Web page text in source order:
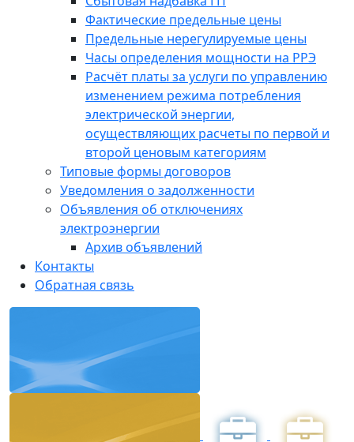
Фактические предельные цены
Предельные нерегулируемые цены
Часы определения мощности на РРЭ
Расчёт платы за услуги по управлению
изменением режима потребления
электрической энергии,
осуществляющих расчеты по первой и
второй ценовым категориям
Типовые формы договоров
Уведомления о задолженности
Объявления об отключениях
электроэнергии
Архив объявлений
Контакты
Обратная связь